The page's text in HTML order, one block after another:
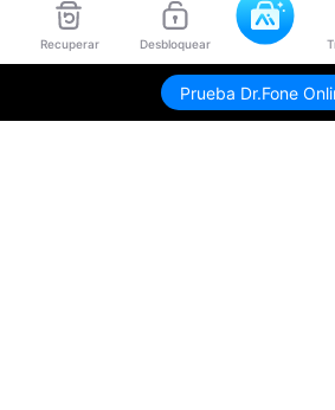
Recuperar Desbloquear
Prueba Dr.Fone